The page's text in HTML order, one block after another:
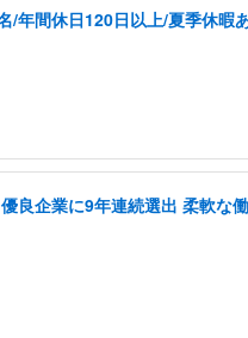
/年間休日120日以上/夏季休暇
良企業に9年連続選出 柔軟な